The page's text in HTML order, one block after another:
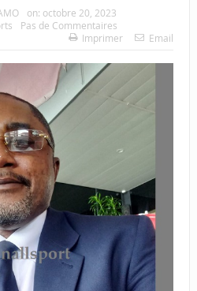
on: octobre 20, 2023
Pas de Commentaires
Imprimer
Email